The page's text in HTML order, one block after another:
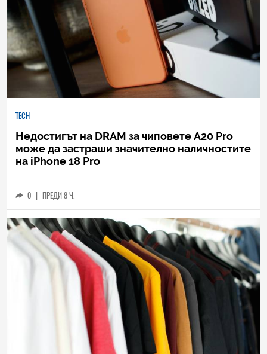
TECH
Недостигът на DRAM за чиповете A20 Pro
може да застраши значително наличностите
на iPhone 18 Pro
0 | ПРЕДИ 8 Ч.